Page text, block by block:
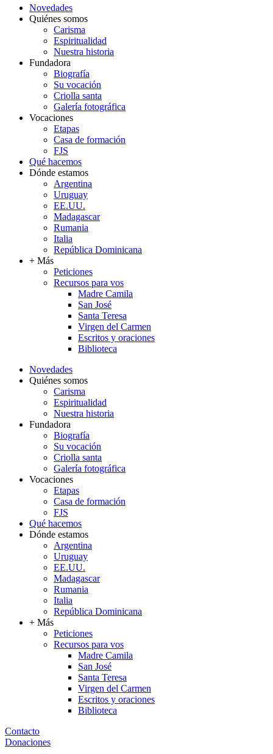
Novedades
Quiénes somos
Carisma
Espiritualidad
Nuestra historia
Fundadora
Biografía
Su vocación
Criolla santa
Galería fotográfica
Vocaciones
Etapas
Casa de formación
FJS
Qué hacemos
Dónde estamos
Argentina
Uruguay
EE.UU.
Madagascar
Rumania
Italia
República Dominicana
+ Más
Peticiones
Recursos para vos
Madre Camila
San José
Santa Teresa
Virgen del Carmen
Escritos y oraciones
Biblioteca
Novedades
Quiénes somos
Carisma
Espiritualidad
Nuestra historia
Fundadora
Biografía
Su vocación
Criolla santa
Galería fotográfica
Vocaciones
Etapas
Casa de formación
FJS
Qué hacemos
Dónde estamos
Argentina
Uruguay
EE.UU.
Madagascar
Rumania
Italia
República Dominicana
+ Más
Peticiones
Recursos para vos
Madre Camila
San José
Santa Teresa
Virgen del Carmen
Escritos y oraciones
Biblioteca
Contacto
Donaciones